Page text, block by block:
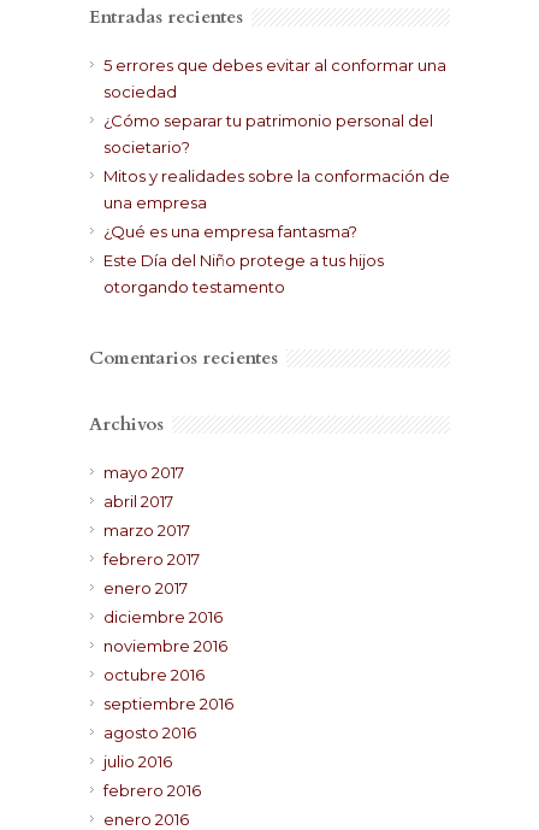
Entradas recientes
5 errores que debes evitar al conformar una
sociedad
¿Cómo separar tu patrimonio personal del
societario?
Mitos y realidades sobre la conformación de
una empresa
¿Qué es una empresa fantasma?
Este Día del Niño protege a tus hijos
otorgando testamento
Comentarios recientes
Archivos
mayo 2017
abril 2017
marzo 2017
febrero 2017
enero 2017
diciembre 2016
noviembre 2016
octubre 2016
septiembre 2016
agosto 2016
julio 2016
febrero 2016
enero 2016